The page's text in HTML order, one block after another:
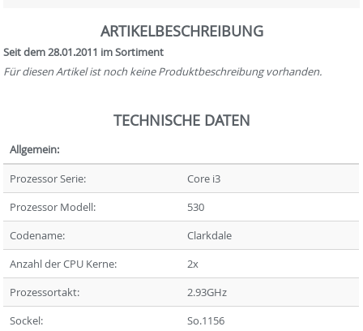
ARTIKELBESCHREIBUNG
Seit dem 28.01.2011 im Sortiment
Für diesen Artikel ist noch keine Produktbeschreibung vorhanden.
TECHNISCHE DATEN
Allgemein:
Prozessor Serie:
Core i3
Prozessor Modell:
530
Codename:
Clarkdale
Anzahl der CPU Kerne:
2x
Prozessortakt:
2.93GHz
Sockel:
So.1156